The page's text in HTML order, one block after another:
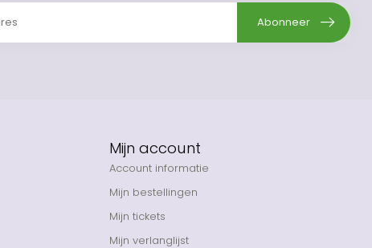
Abonneer
Mijn account
Account informatie
Mijn bestellingen
Mijn tickets
Mijn verlanglijst